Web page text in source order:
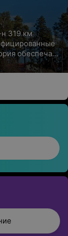
319 км
обеспечат
здоровья